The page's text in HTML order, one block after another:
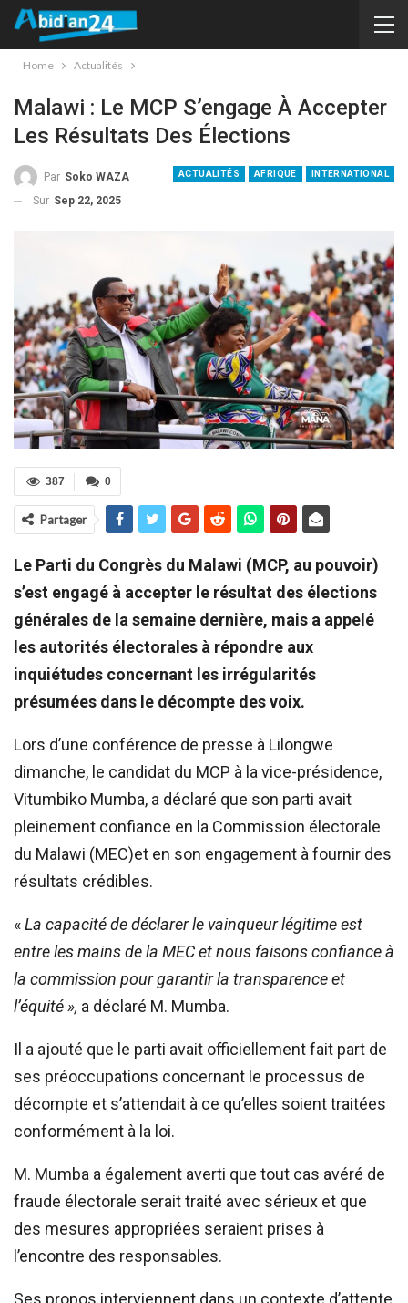
Home Actualités
Malawi : Le MCP S’engage À Accepter
Les Résultats Des Élections
ACTUALITÉS AFRIQUE INTERNATIONAL
Par Soko WAZA
Sur Sep 22, 2025
0
387
Partager
Le Parti du Congrès du Malawi (MCP, au pouvoir)
s’est engagé à accepter le résultat des élections
générales de la semaine dernière, mais a appelé
les autorités électorales à répondre aux
inquiétudes concernant les irrégularités
présumées dans le décompte des voix.
Lors d’une conférence de presse à Lilongwe
dimanche, le candidat du MCP à la vice-présidence,
Vitumbiko Mumba, a déclaré que son parti avait
pleinement confiance en la Commission électorale
du Malawi (MEC)et en son engagement à fournir des
résultats crédibles.
«La capacité de déclarer le vainqueur légitime est
entre les mains de la MEC et nous faisons confiance à
la commission pour garantir la transparence et
l’équité », a déclaré M. Mumba.
Il a ajouté que le parti avait officiellement fait part de
ses préoccupations concernant le processus de
décompte et s’attendait à ce qu’elles soient traitées
conformément à la loi.
M. Mumba a également averti que tout cas avéré de
fraude électorale serait traité avec sérieux et que
des mesures appropriées seraient prises à
l’encontre des responsables.